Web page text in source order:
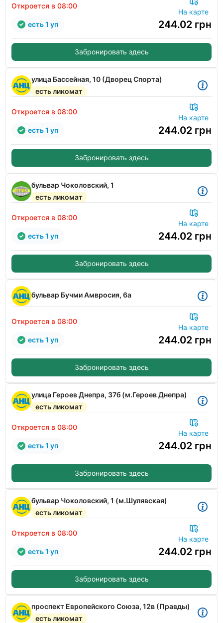
Откроется в 08:00
На карте
244.02 грн
есть 1 уп
Забронировать здесь
улица Бассейная, 10 (Дворец Спорта)
есть ликомат
Откроется в 08:00
На карте
244.02 грн
есть 1 уп
Забронировать здесь
бульвар Чоколовский, 1
есть ликомат
Откроется в 08:00
На карте
244.02 грн
есть 1 уп
Забронировать здесь
бульвар Бучми Амвросия, 6а
Откроется в 08:00
На карте
244.02 грн
есть 1 уп
Забронировать здесь
улица Героев Днепра, 37б (м.Героев Днепра)
есть ликомат
Откроется в 08:00
На карте
244.02 грн
есть 1 уп
Забронировать здесь
бульвар Чоколовский, 1 (м.Шулявская)
есть ликомат
Откроется в 08:00
На карте
244.02 грн
есть 1 уп
Забронировать здесь
проспект Европейского Союза, 12в (Правды)
есть ликомат